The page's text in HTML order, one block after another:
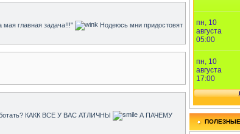
мая главная задача!!!"
Нодеюсь мни придостовят
КАКК ВСЕ У ВАС АТЛИЧНЫ
А ПАЧЕМУ